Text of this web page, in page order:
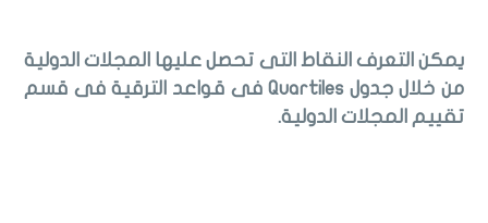
يمكن التعرف النقاط التى تحصل عليها المجلات الدولية
من خلال جدولQuartiles فى قواعد الترقية فى قسم
تقييم المجلات الدولية.